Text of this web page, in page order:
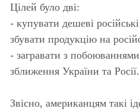
Цілей було дві:
- купувати дешеві
збувати продукцію на
- загравати з
зближення України та Росії.
Звісно, ​​американцям такі